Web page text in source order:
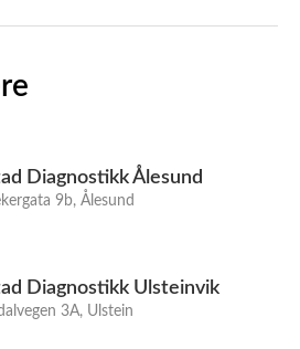
Diagnostikk Ålesund
9b, Ålesund
Diagnostikk Ulsteinvik
3A, Ulstein